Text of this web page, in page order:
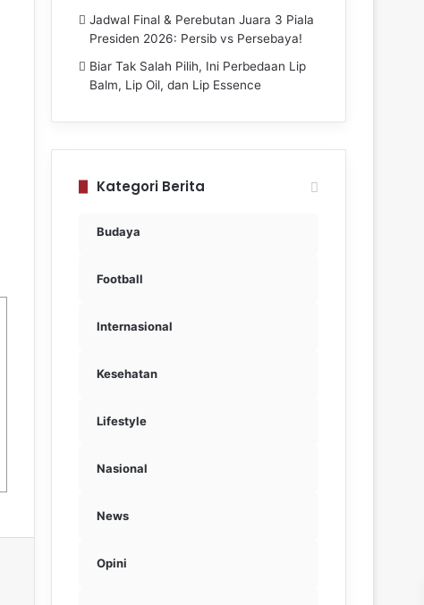
Jadwal Final & Perebutan Juara 3 Piala
Presiden 2026: Persib vs Persebaya!
Biar Tak Salah Pilih, Ini Perbedaan Lip
Balm, Lip Oil, dan Lip Essence
Kategori Berita
Budaya
Football
Internasional
Kesehatan
Lifestyle
Nasional
News
Opini